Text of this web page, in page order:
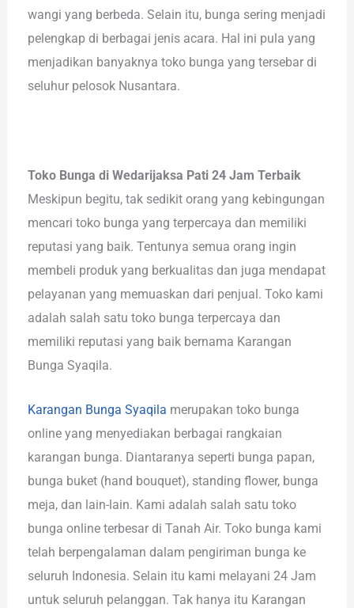
wangi yang berbeda. Selain itu, bunga sering menjadi
pelengkap di berbagai jenis acara. Hal ini pula yang
menjadikan banyaknya toko bunga yang tersebar di
seluhur pelosok Nusantara.
Toko Bunga di Wedarijaksa Pati 24 Jam Terbaik
Meskipun begitu, tak sedikit orang yang kebingungan
mencari toko bunga yang terpercaya dan memiliki
reputasi yang baik. Tentunya semua orang ingin
membeli produk yang berkualitas dan juga mendapat
pelayanan yang memuaskan dari penjual. Toko kami
adalah salah satu toko bunga terpercaya dan
memiliki reputasi yang baik bernama Karangan
Bunga Syaqila.
Karangan Bunga Syaqila merupakan toko bunga
online yang menyediakan berbagai rangkaian
karangan bunga. Diantaranya seperti bunga papan,
bunga buket (hand bouquet), standing flower, bunga
meja, dan lain-lain. Kami adalah salah satu toko
bunga online terbesar di Tanah Air. Toko bunga kami
telah berpengalaman dalam pengiriman bunga ke
seluruh Indonesia. Selain itu kami melayani 24 Jam
untuk seluruh pelanggan. Tak hanya itu Karangan